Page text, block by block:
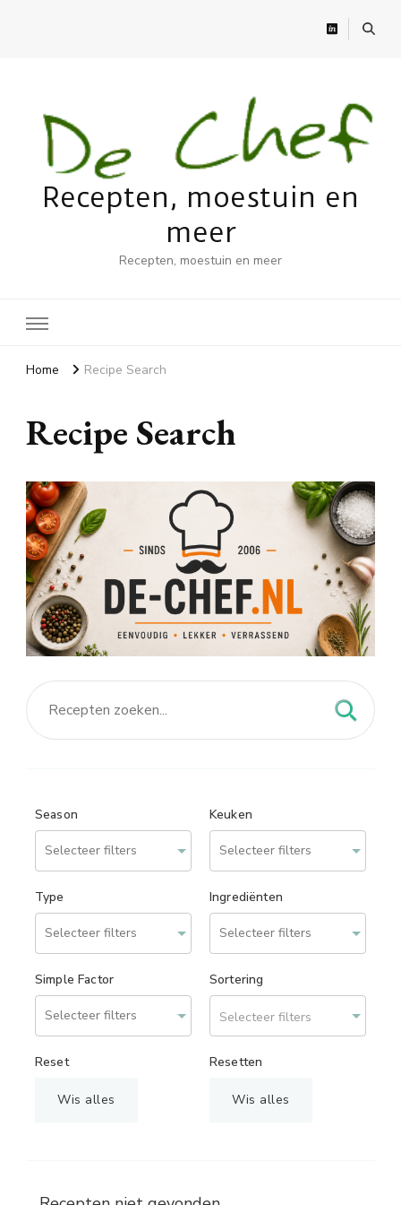
Recepten, moestuin en
meer
Recepten, moestuin en meer
Home Recipe Search
Recipe Search
Season Keuken
Type Ingrediënten
Simple Factor Sortering
Selecteer filters
Reset
Wis alles
Resetten
Wis alles